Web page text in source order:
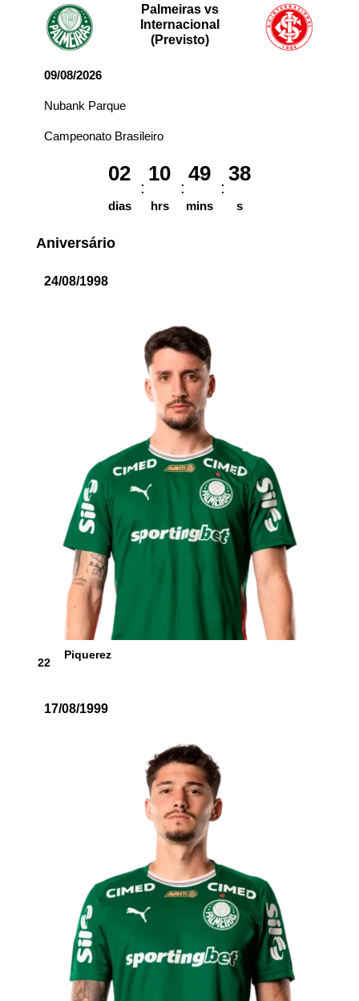
Palmeiras vs
Internacional
(Previsto)
09/08/2026
Nubank Parque
Campeonato Brasileiro
02
dias
10
hrs
49
mins
38
s
Aniversário
24/08/1998
22
Piquerez
17/08/1999